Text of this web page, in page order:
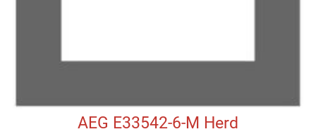
AEG E33542-6-M Herd